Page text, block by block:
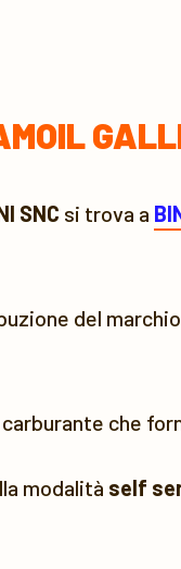
SNC si trova a
del marchio
che
modalità self